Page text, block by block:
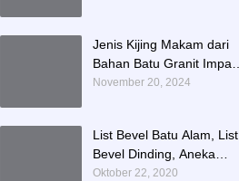
Jenis Kijing Makam dari
Bahan Batu Granit Impala
Terbaru Brand Bintang
November 20, 2024
List Bevel Batu Alam, List
Bevel Dinding, Aneka
Motif List Bevel Batu Alam
Oktober 22, 2020